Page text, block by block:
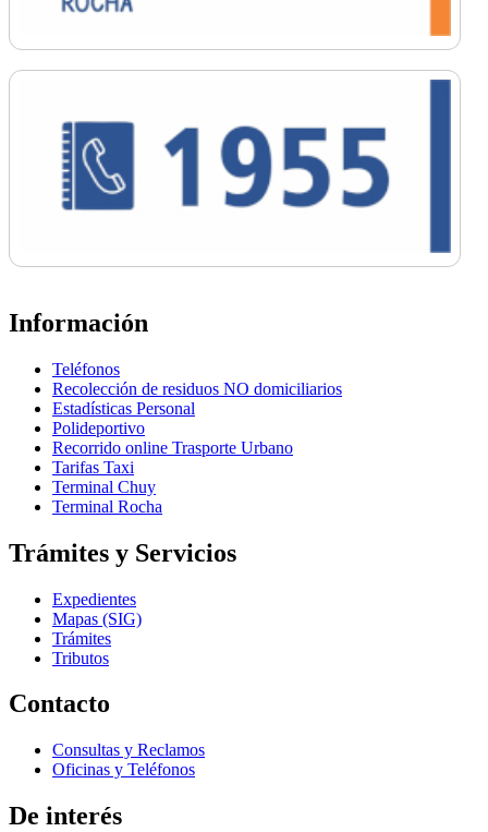
Información
Teléfonos
Recolección de residuos NO domiciliarios
Estadísticas Personal
Polideportivo
Recorrido online Trasporte Urbano
Tarifas Taxi
Terminal Chuy
Terminal Rocha
Trámites y Servicios
Expedientes
Mapas (SIG)
Trámites
Tributos
Contacto
Consultas y Reclamos
Oficinas y Teléfonos
De interés